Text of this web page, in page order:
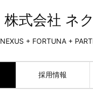
株式会社 ネ
NEXUS + FORTUNA +
採用情報